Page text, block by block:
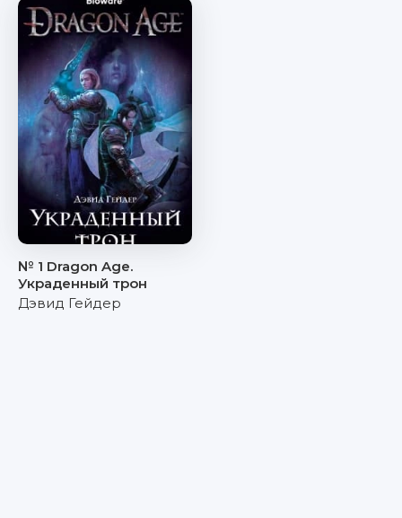
№ 1 Dragon Age.
Украденный трон
Дэвид Гейдер